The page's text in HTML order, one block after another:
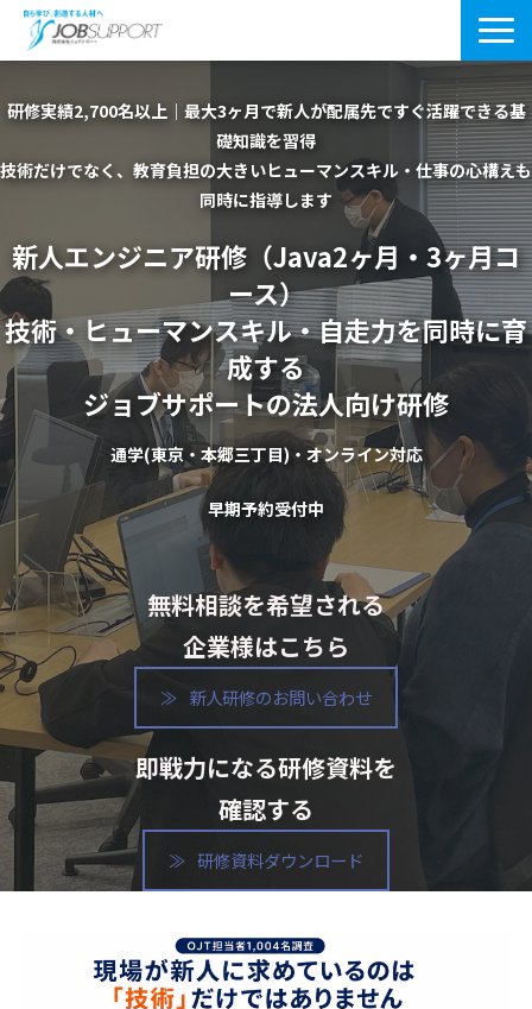
よくあるご質問
導入事例
お役立ちブログ
会社案内・アクセス
研修実績2,700名以上｜最大3ヶ月で新人が配属先ですぐ活躍できる基
礎知識を習得
技術だけでなく、教育負担の大きいヒューマンスキル・仕事の心構えも
同時に指導します
新人エンジニア研修（Java2ヶ月・3ヶ月コ
ース）
技術・ヒューマンスキル・自走力を同時に育
成する
ジョブサポートの法人向け研修
通学(東京・本郷三丁目)・オンライン対応
早期予約受付中
無料相談を希望される
企業様はこちら
新人研修のお問い合わせ
即戦力になる研修資料を
確認する
研修資料ダウンロード